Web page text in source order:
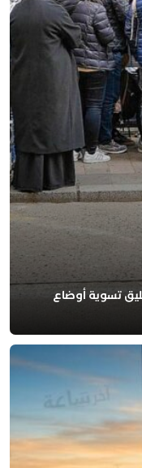
تسوية أوضاع